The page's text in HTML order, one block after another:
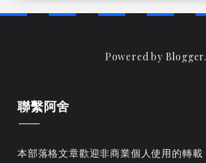
Powered by Blogger.
聯繫阿舍
本部落格文章歡迎非商業個人使用的轉載